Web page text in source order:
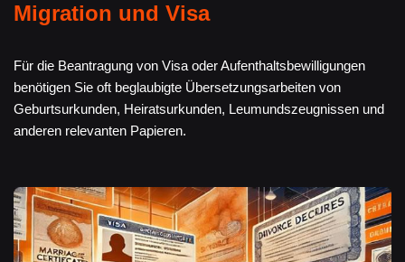
Migration und Visa
Für die Beantragung von Visa oder Aufenthaltsbewilligungen
benötigen Sie oft beglaubigte Übersetzungsarbeiten von
Geburtsurkunden, Heiratsurkunden, Leumundszeugnissen und
anderen relevanten Papieren.